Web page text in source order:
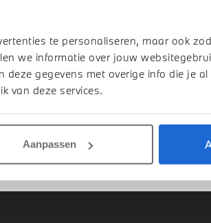
te personaliseren, maar ook
we informatie over jouw
gegevens met overige info die je
van deze services.
Aanpassen
120 M Sport Automaat
1 km2026Benzine